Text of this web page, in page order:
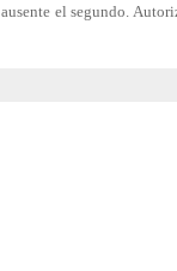
el segundo.